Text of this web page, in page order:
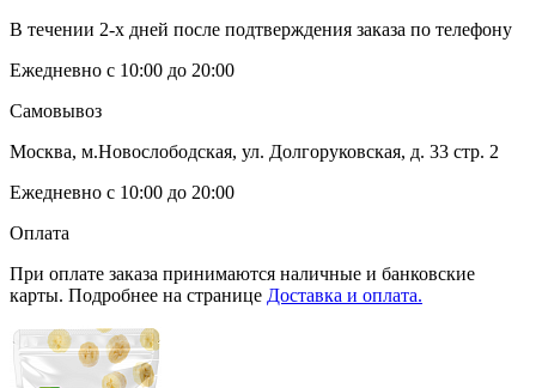
В течении 2-х дней после подтверждения заказа по телефону
Ежедневно с 10:00 до 20:00
Самовывоз
Москва, м.Новослободская, ул. Долгоруковская, д. 33 стр. 2
Ежедневно с 10:00 до 20:00
Оплата
При оплате заказа принимаются наличные и банковские
карты. Подробнее на странице Доставка и оплата.